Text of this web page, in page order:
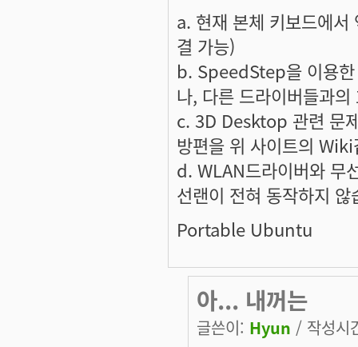
a. 현재 본체 키보드에
결 가능)
b. SpeedStep을 이용한
나, 다른 드라이버들과
c. 3D Desktop 관련 문
방편을 위 사이트의
d. WLAN드라이버와 무
선랜이 전혀 동작하지
Portable Ubuntu
아... 내꺼는
글쓴이: Hyun / 작성시